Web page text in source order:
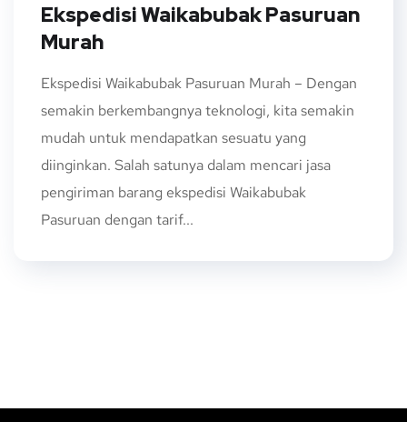
Ekspedisi Waikabubak Pasuruan
Murah
Ekspedisi Waikabubak Pasuruan Murah – Dengan
semakin berkembangnya teknologi, kita semakin
mudah untuk mendapatkan sesuatu yang
diinginkan. Salah satunya dalam mencari jasa
pengiriman barang ekspedisi Waikabubak
Pasuruan dengan tarif...